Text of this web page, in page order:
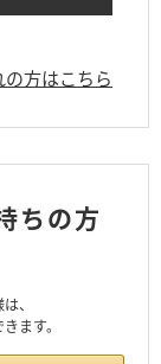
方はこちら
ちの方
、
ます。